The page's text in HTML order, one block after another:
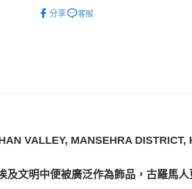
免運費
分享 客服
VALLEY, MANSEHRA DISTRICT,
文明中便被廣泛作為飾品，古羅馬